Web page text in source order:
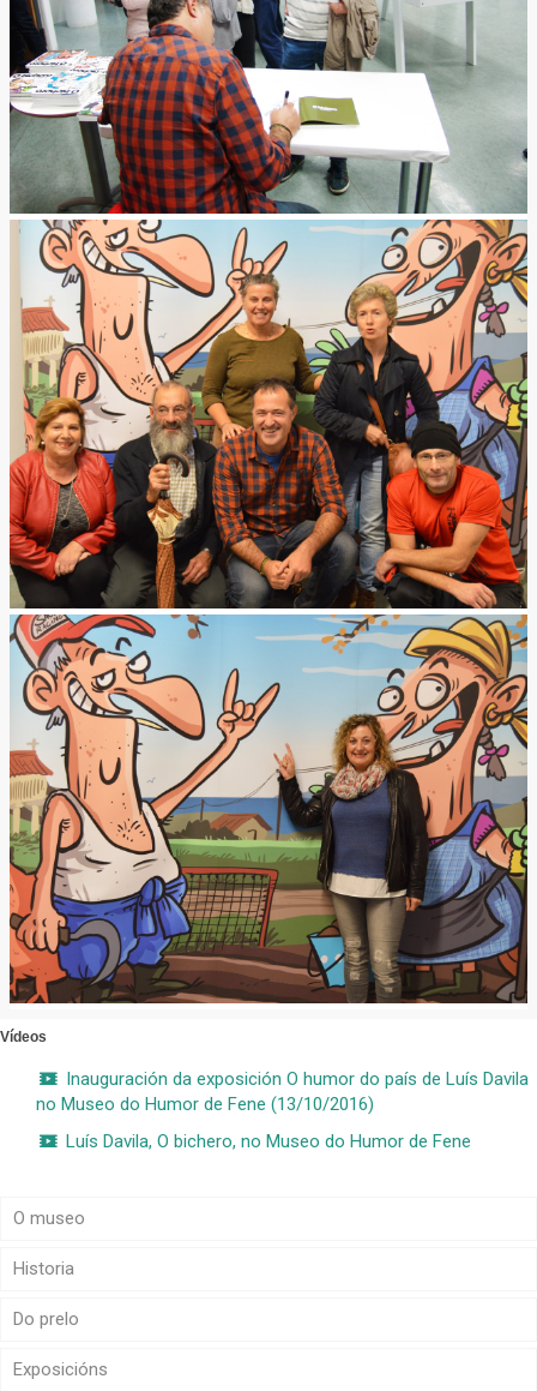
Vídeos
Inauguración da exposición O humor do país de Luís Davila
no Museo do Humor de Fene (13/10/2016)
Luís Davila, O bichero, no Museo do Humor de Fene
O museo
Historia
Do prelo
Exposicións